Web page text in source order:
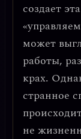
создает
может
работы,
крах.
странное
не